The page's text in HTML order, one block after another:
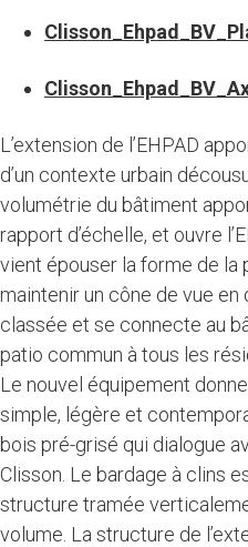
L’extension de l’EHPAD
d’un contexte urbain
volumétrie du bâtiment
rapport d’échelle, et ouvre
vient épouser la forme de la
maintenir un cône de vue
classée et se connecte au
patio commun à tous les
Le nouvel équipement
simple, légère et
bois pré-grisé qui dialogue
Clisson. Le bardage à clins
structure tramée
volume. La structure de